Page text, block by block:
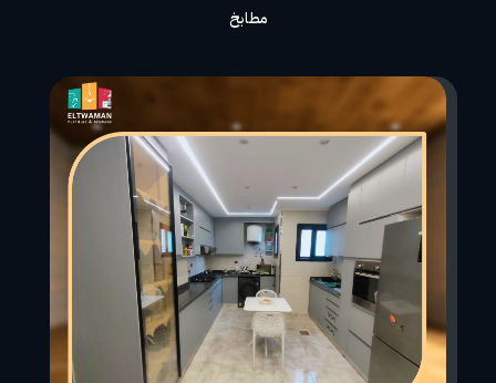
مطابخ